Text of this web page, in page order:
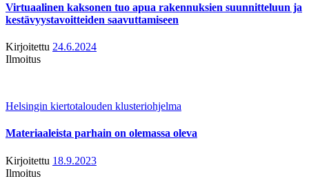
Virtuaalinen kaksonen tuo apua rakennuksien suunnitteluun ja
kestävyystavoitteiden saavuttamiseen
Kirjoitettu 24.6.2024
Ilmoitus
Helsingin kiertotalouden klusteriohjelma
Materiaaleista parhain on olemassa oleva
Kirjoitettu 18.9.2023
Ilmoitus